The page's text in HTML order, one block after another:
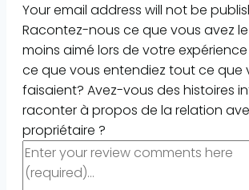
Your email address will not be
Racontez-nous ce que vous avez
moins aimé lors de votre expérience
ce que vous entendiez tout ce que
faisaient? Avez-vous des histoires
raconter à propos de la relation
propriétaire ?